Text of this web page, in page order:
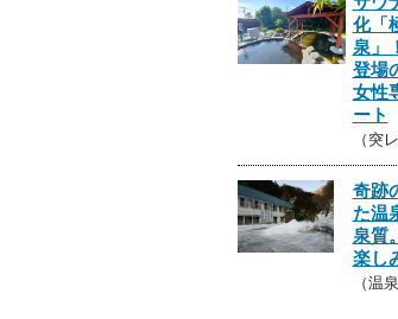
化「
泉」
登場
女性
ート
（突
奇跡
た温
泉質
楽し
（温